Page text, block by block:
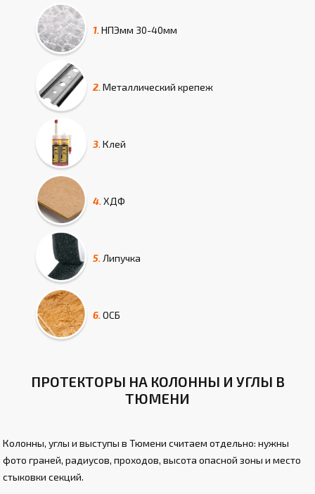
1. НПЭмм 30-40мм
2. Металлический крепеж
3. Клей
4. ХДФ
5. Липучка
6. ОСБ
ПРОТЕКТОРЫ НА КОЛОННЫ И УГЛЫ В
ТЮМЕНИ
Колонны, углы и выступы в Тюмени считаем отдельно: нужны
фото граней, радиусов, проходов, высота опасной зоны и место
стыковки секций.